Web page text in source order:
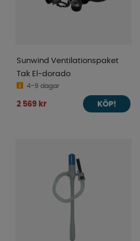
Sunwind Ventilationspaket
Tak El-dorado
4-9 dagar
2 569 kr KÖP!